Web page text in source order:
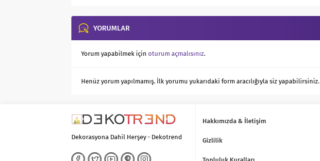
YORUMLAR
Yorum yapabilmek için oturum açmalısınız.
Henüz yorum yapılmamış. İlk yorumu yukarıdaki form aracılığıyla siz yapabilirsiniz.
Dekorasyona Dahil Herşey - Dekotrend
Hakkımızda & İletişim
Gizlilik